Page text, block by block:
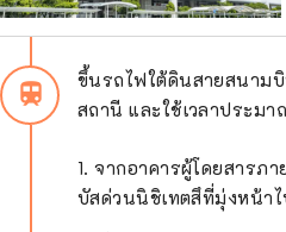
train
ขึ้นรถไฟใต้ดินสายสนาม
สถานี และใช้เวลาประม
1. จากอาคารผู้โดยสารภ
บัสด่วนนิชิเทตสึที่มุ่งหน้า